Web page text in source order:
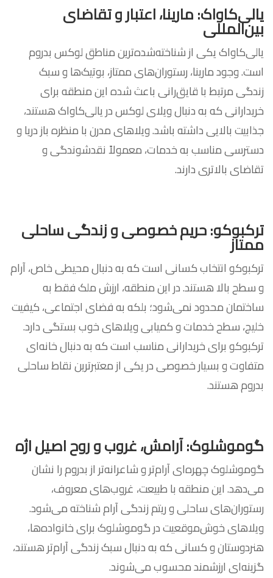
یالی‌کاواک: مارینا، اعتبار و تقاضای
بین‌المللی
یالی‌کاواک یکی از شناخته‌شده‌ترین مناطق لوکس بدروم
است. وجود مارینا، رستوران‌های ممتاز، بوتیک‌ها و سبک
زندگی مرتبط با قایق‌رانی باعث شده این منطقه برای
خریدارانی که به دنبال ویلای لوکس در یالی‌کاواک هستند،
جذابیت بالایی داشته باشد. ویلاهای مدرن با منظره باز دریا و
دسترسی مناسب به خدمات، معمولاً نقدشوندگی و
تقاضای بالاتری دارند.
ترکبوکو: حریم خصوصی و زندگی ساحلی
ممتاز
ترکبوکو انتخاب کسانی است که به دنبال محیطی خاص، آرام
و سطح بالا هستند. در این منطقه، ارزش ملک فقط به
ساختمان محدود نمی‌شود؛ بلکه به فضای اجتماعی، کیفیت
خلیج، سطح خدمات و کمیابی ویلاهای خوب بستگی دارد.
ترکبوکو برای خریدارانی مناسب است که به دنبال خانه‌ای
متفاوت و بسیار خصوصی در یکی از معتبرترین نقاط ساحلی
بدروم هستند.
گوموشلوک: آرامش، غروب و روح اصیل اژه
گوموشلوک چهره‌ای آرام‌تر و شاعرانه‌تر از بدروم را نشان
می‌دهد. این منطقه با طبیعت، غروب‌های معروف،
رستوران‌های ساحلی و ریتم زندگی آرام شناخته می‌شود.
ویلاهای خوش‌موقعیت در گوموشلوک برای خانواده‌ها،
هنردوستان و کسانی که به دنبال سبک زندگی آرام‌تر هستند،
گزینه‌ای ارزشمند محسوب می‌شوند.